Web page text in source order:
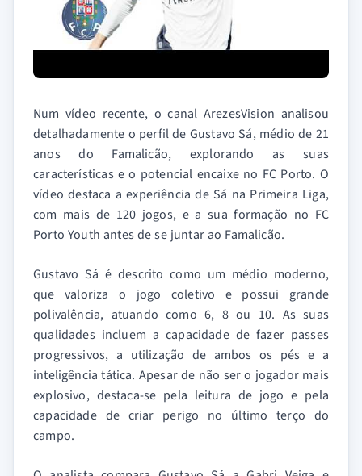
Num vídeo recente, o canal ArezesVision analisou
detalhadamente o perfil de Gustavo Sá, médio de 21
anos do Famalicão, explorando as suas
características e o potencial encaixe no FC Porto. O
vídeo destaca a experiência de Sá na Primeira Liga,
com mais de 120 jogos, e a sua formação no FC
Porto Youth antes de se juntar ao Famalicão.
Gustavo Sá é descrito como um médio moderno,
que valoriza o jogo coletivo e possui grande
polivalência, atuando como 6, 8 ou 10. As suas
qualidades incluem a capacidade de fazer passes
progressivos, a utilização de ambos os pés e a
inteligência tática. Apesar de não ser o jogador mais
explosivo, destaca-se pela leitura de jogo e pela
capacidade de criar perigo no último terço do
campo.